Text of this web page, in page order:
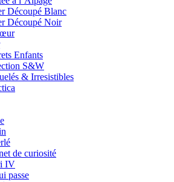
Découpé Blanc
Découpé Noir
Enfants
S&W
& Irresistibles
de curiosité
IV
passe